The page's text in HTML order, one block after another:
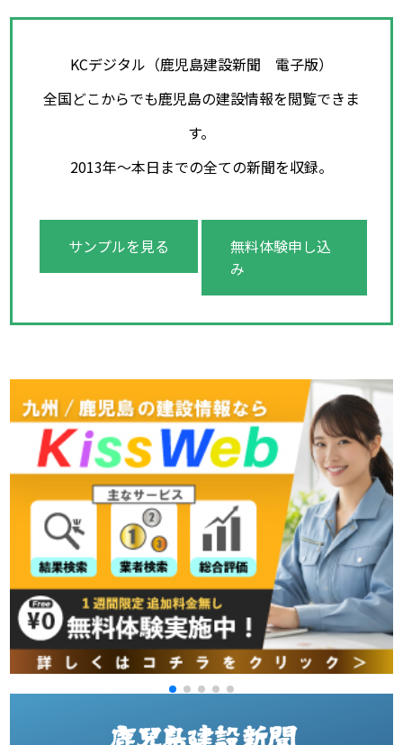
KCデジタル（鹿児島建設新聞 電子版）
全国どこからでも鹿児島の建設情報を閲覧できま
す。
2013年～本日までの全ての新聞を収録。
サンプルを見る
無料体験申し込
み